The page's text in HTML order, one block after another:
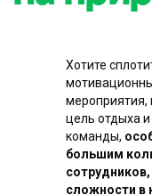
Хотите
мероприятия,
цель отдыха
команды,
большим
сложности в